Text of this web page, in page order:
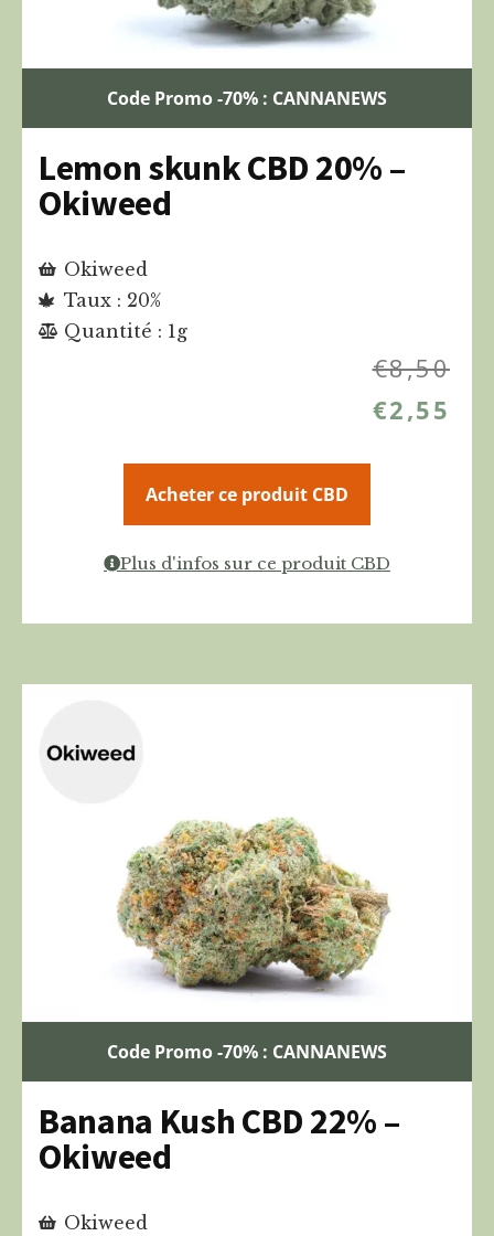
Code Promo -70% : CANNANEWS
Lemon skunk CBD 20% –
Okiweed
Okiweed
Taux : 20%
Quantité : 1g
€8,50
€2,55
Acheter ce produit CBD
Plus d'infos sur ce produit CBD
Code Promo -70% : CANNANEWS
Banana Kush CBD 22% –
Okiweed
Okiweed